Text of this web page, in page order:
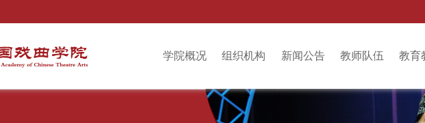
学院概况 组织机构 新闻公告 教师队伍 教育